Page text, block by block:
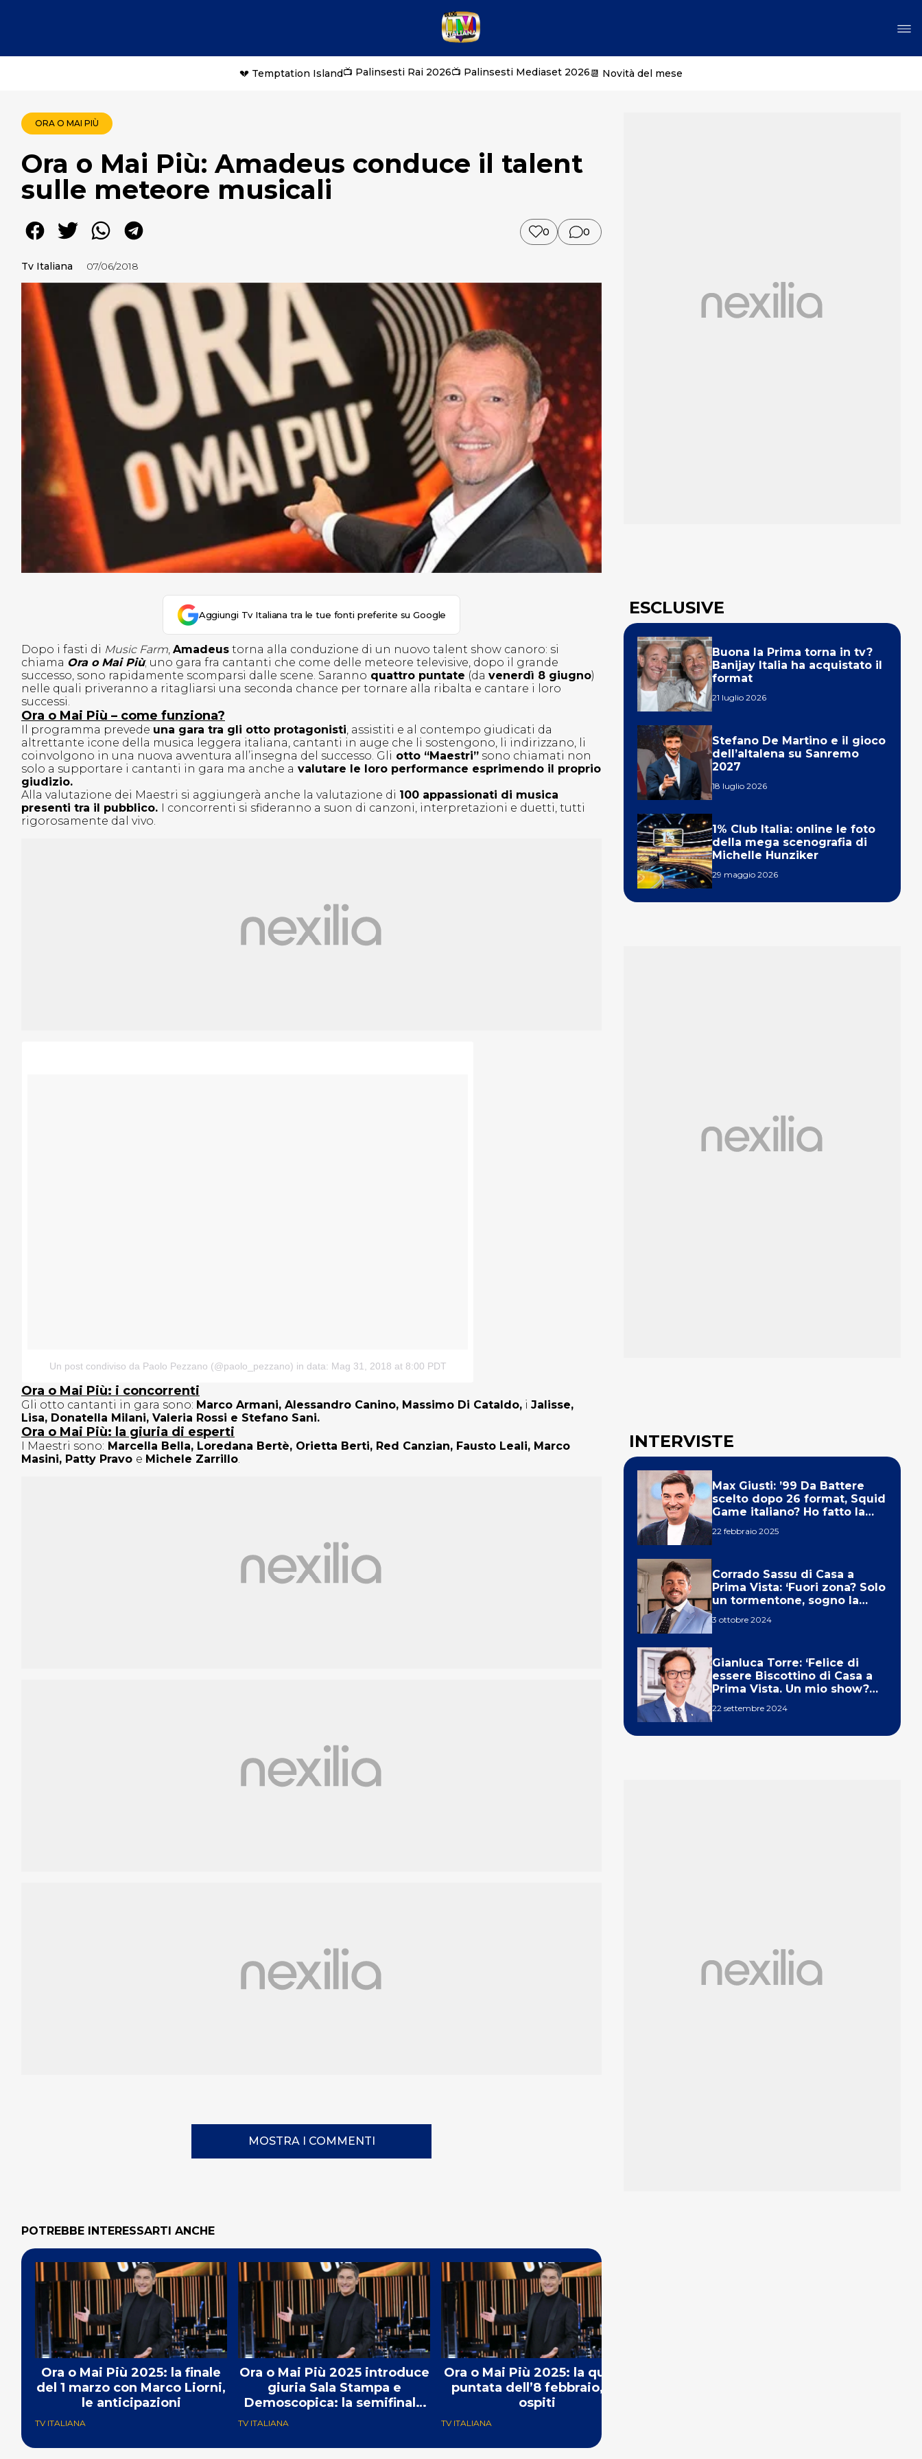
💔 Temptation Island📺 Palinsesti Rai 2026📺 Palinsesti Mediaset 2026📆 Novità del mese
ORA O MAI PIÙ
Ora o Mai Più: Amadeus conduce il talent
sulle meteore musicali
0 0
Tv Italiana 07/06/2018
Aggiungi Tv Italiana tra le tue fonti preferite su Google
Dopo i fasti di Music Farm, Amadeus torna alla conduzione di un nuovo talent show canoro: si
chiama Ora o Mai Più; uno gara fra cantanti che come delle meteore televisive, dopo il grande
successo, sono rapidamente scomparsi dalle scene. Saranno quattro puntate (da venerdì 8 giugno)
nelle quali priveranno a ritagliarsi una seconda chance per tornare alla ribalta e cantare i loro
successi.
Ora o Mai Più – come funziona?
Il programma prevede una gara tra gli otto protagonisti, assistiti e al contempo giudicati da
altrettante icone della musica leggera italiana, cantanti in auge che li sostengono, li indirizzano, li
coinvolgono in una nuova avventura all’insegna del successo. Gli otto “Maestri” sono chiamati non
solo a supportare i cantanti in gara ma anche a valutare le loro performance esprimendo il proprio
giudizio.
Alla valutazione dei Maestri si aggiungerà anche la valutazione di 100 appassionati di musica
presenti tra il pubblico. I concorrenti si sfideranno a suon di canzoni, interpretazioni e duetti, tutti
rigorosamente dal vivo.
Un post condiviso da Paolo Pezzano (@paolo_pezzano) in data: Mag 31, 2018 at 8:00 PDT
Ora o Mai Più: i concorrenti
Gli otto cantanti in gara sono: Marco Armani, Alessandro Canino, Massimo Di Cataldo, i Jalisse,
Lisa, Donatella Milani, Valeria Rossi e Stefano Sani.
Ora o Mai Più: la giuria di esperti
I Maestri sono: Marcella Bella, Loredana Bertè, Orietta Berti, Red Canzian, Fausto Leali, Marco
Masini, Patty Pravo e Michele Zarrillo.
MOSTRA I COMMENTI
POTREBBE INTERESSARTI ANCHE
Ora o Mai Più 2025: la finale
del 1 marzo con Marco Liorni,
le anticipazioni
TV ITALIANA
Ora o Mai Più 2025 introduce
giuria Sala Stampa e
Demoscopica: la semifinale
del 22 febbraio
TV ITALIANA
Ora o Mai Più 2025: la quinta
puntata dell’8 febbraio, gli
ospiti
TV ITALIANA
ESCLUSIVE
Buona la Prima torna in tv?
Banijay Italia ha acquistato il
format
21 luglio 2026
Stefano De Martino e il gioco
dell’altalena su Sanremo
2027
18 luglio 2026
1% Club Italia: online le foto
della mega scenografia di
Michelle Hunziker
29 maggio 2026
INTERVISTE
Max Giusti: ’99 Da Battere
scelto dopo 26 format, Squid
Game italiano? Ho fatto la
22 febbraio 2025
Corrado Sassu di Casa a
Prima Vista: ‘Fuori zona? Solo
un tormentone, sogno la
3 ottobre 2024
Gianluca Torre: ‘Felice di
essere Biscottino di Casa a
Prima Vista. Un mio show?
22 settembre 2024